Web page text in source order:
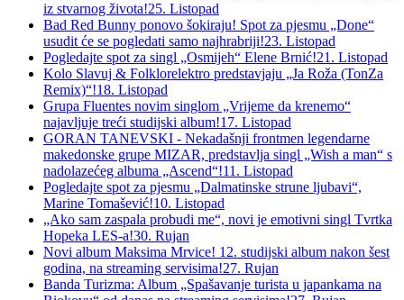
iz stvarnog života!25. Listopad
Bad Red Bunny ponovo šokiraju! Spot za pjesmu „Done“
usudit će se pogledati samo najhrabriji!23. Listopad
Pogledajte spot za singl „Osmijeh“ Elene Brnić!21. Listopad
Kolo Slavuj & Folklorelektro predstavjaju „Ja Roža (TonZa
Remix)“!18. Listopad
Grupa Fluentes novim singlom „Vrijeme da krenemo“
najavljuje treći studijski album!17. Listopad
GORAN TANEVSKI - Nekadašnji frontmen legendarne
makedonske grupe MIZAR, predstavlja singl „Wish a man“ s
nadolazećeg albuma „Ascend“!11. Listopad
Pogledajte spot za pjesmu „Dalmatinske strune ljubavi“,
Marine Tomašević!10. Listopad
„Ako sam zaspala probudi me“, novi je emotivni singl Tvrtka
Hopeka LES-a!30. Rujan
Novi album Maksima Mrvice! 12. studijski album nakon šest
godina, na streaming servisima!27. Rujan
Banda Turizma: Album „Spašavanje turista u japankama na